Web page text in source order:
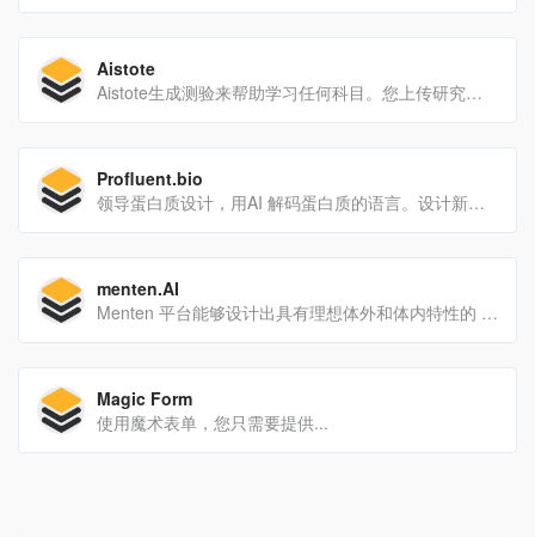
Aistote
Aistote生成测验来帮助学习任何科目。您上传研究内容并生成问题。
Profluent.bio
领导蛋白质设计，用AI 解码蛋白质的语言。设计新颖、最佳的蛋白质，绕过行业中现有的障碍。
menten.AI
Menten 平台能够设计出具有理想体外和体内特性的 nM 范围内的强效药物样肽大环化合物，并为难以药物靶标提供一种新的化学模式。
Magic Form
使用魔术表单，您只需要提供...